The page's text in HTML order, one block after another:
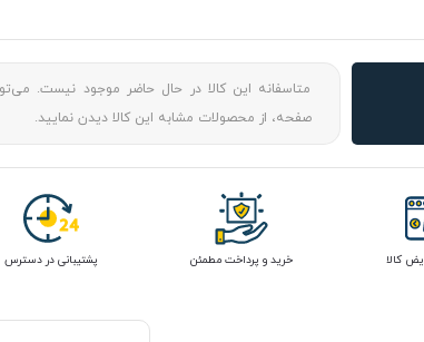
متاسفانه این کالا در حال حاضر موجود نیست.
صفحه، از محصولات مشابه این کالا دیدن نمایید.
کالا خرید و پرداخت مطمئن پشتیبانی در دسترس